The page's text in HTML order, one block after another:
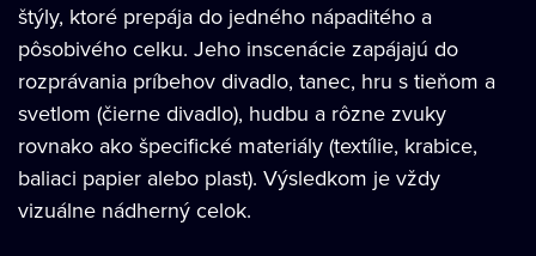
štýly, ktoré prepája do jedného nápaditého a
pôsobivého celku. Jeho inscenácie zapájajú do
rozprávania príbehov divadlo, tanec, hru s tieňom a
svetlom (čierne divadlo), hudbu a rôzne zvuky
rovnako ako špecifické materiály (textílie, krabice,
baliaci papier alebo plast). Výsledkom je vždy
vizuálne nádherný celok.